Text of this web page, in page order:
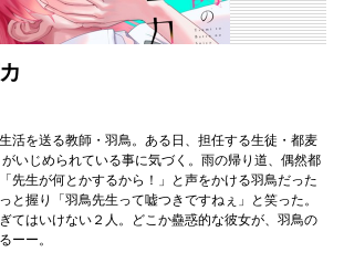
活を送る教師・羽鳥。ある日、担任する生徒・都麦
いじめられている事に気づく。雨の帰り道、偶然都
先生が何とかするから！」と声をかける羽鳥だった
と握り「羽鳥先生って嘘つきですねぇ」と笑った。
てはいけない２人。どこか蠱惑的な彼女が、羽鳥の
ーー。